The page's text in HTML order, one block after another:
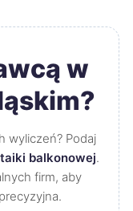
w
wyliczeń? Podaj
balkonowej.
firm, aby